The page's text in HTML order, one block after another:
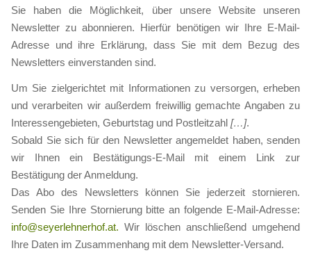
Sie haben die Möglichkeit, über unsere Website unseren
Newsletter zu abonnieren. Hierfür benötigen wir Ihre E-Mail-
Adresse und ihre Erklärung, dass Sie mit dem Bezug des
Newsletters einverstanden sind.
Um Sie zielgerichtet mit Informationen zu versorgen, erheben
und verarbeiten wir außerdem freiwillig gemachte Angaben zu
Interessengebieten, Geburtstag und Postleitzahl […].
Sobald Sie sich für den Newsletter angemeldet haben, senden
wir Ihnen ein Bestätigungs-E-Mail mit einem Link zur
Bestätigung der Anmeldung.
Das Abo des Newsletters können Sie jederzeit stornieren.
Senden Sie Ihre Stornierung bitte an folgende E-Mail-Adresse:
info@seyerlehnerhof.at. Wir löschen anschließend umgehend
Ihre Daten im Zusammenhang mit dem Newsletter-Versand.